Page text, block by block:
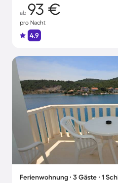
ab 93 €
pro Nacht
4.9
Ferienwohnung ∙ 3 Gäste ∙ 1